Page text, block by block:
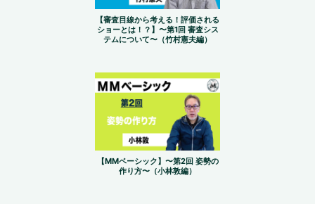
【審査目線から考える！評価される
ショーとは！？】〜第1回 審査シス
テムについて〜（竹村憲夫編）
【MMベーシック】〜第2回 姿勢の
作り方〜（小林敦編）